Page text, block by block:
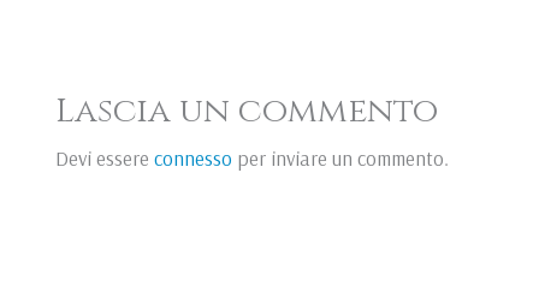
Lascia un commento
Devi essere connesso per inviare un commento.